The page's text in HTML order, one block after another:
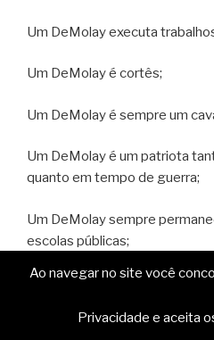
Um DeMolay executa
Um DeMolay é cortês;
Um DeMolay é sempre um
Um DeMolay é um patriota
quanto em tempo de guerra;
Um DeMolay sempre
escolas públicas;
Um DeMolay é o orgulho de
Ao navegar no site você
Privacidade e aceita